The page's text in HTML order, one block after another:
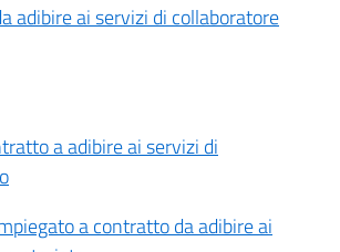
adibire ai servizi di collaboratore
a adibire ai servizi di
a contratto da adibire ai